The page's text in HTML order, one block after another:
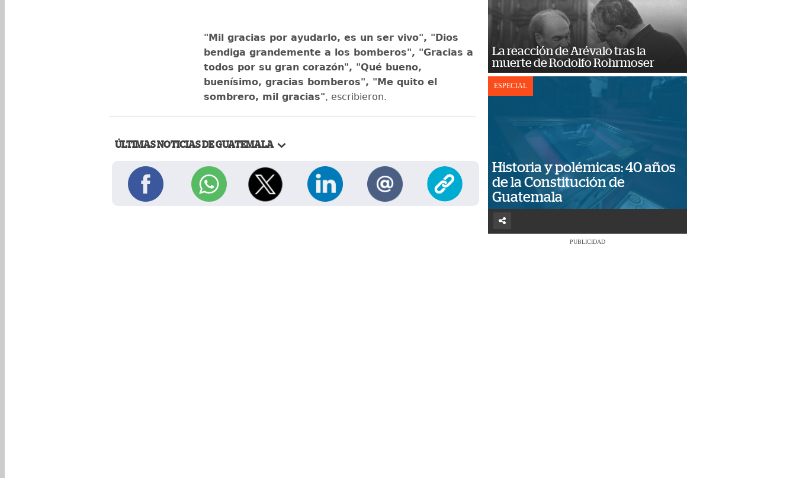
"Mil gracias por ayudarlo, es un ser vivo", "Dios
bendiga grandemente a los bomberos", "Gracias a
todos por su gran corazón", "Qué bueno,
buenísimo, gracias bomberos", "Me quito el
sombrero, mil gracias", escribieron.
ÚLTIMAS NOTICIAS DE GUATEMALA
La reacción de Arévalo tras la
muerte de Rodolfo Rohrmoser
ESPECIAL
Historia y polémicas: 40 años
de la Constitución de
Guatemala
PUBLICIDAD